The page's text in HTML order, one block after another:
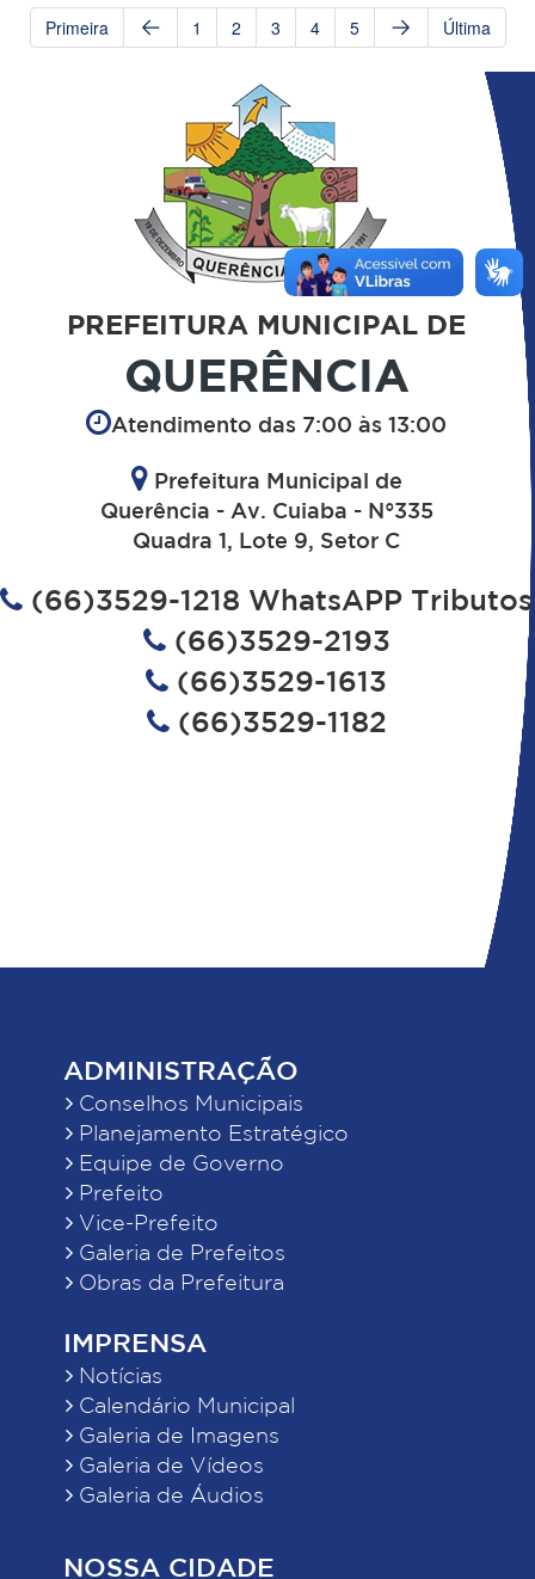
Primeira 1 2 3 4 5 Última
PREFEITURA MUNICIPAL DE
QUERÊNCIA
Atendimento das 7:00 às 13:00
Prefeitura Municipal de
Querência - Av. Cuiaba - N°335
Quadra 1, Lote 9, Setor C
(66)3529-1218 WhatsAPP Tributos
(66)3529-2193
(66)3529-1613
(66)3529-1182
ADMINISTRAÇÃO
Conselhos Municipais
Planejamento Estratégico
Equipe de Governo
Prefeito
Vice-Prefeito
Galeria de Prefeitos
Obras da Prefeitura
IMPRENSA
Notícias
Calendário Municipal
Galeria de Imagens
Galeria de Vídeos
Galeria de Áudios
NOSSA CIDADE